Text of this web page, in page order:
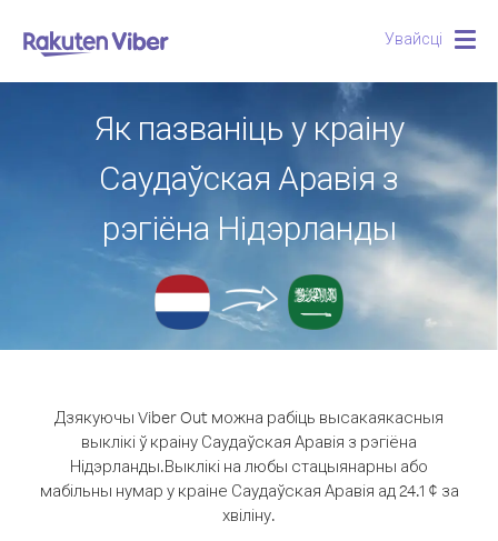
Увайсці
Як пазваніць у краіну
Саудаўская Аравія з
рэгіёна Нідэрланды
Дзякуючы Viber Out можна рабіць высакаякасныя
выклікі ў краіну Саудаўская Аравія з рэгіёна
Нідэрланды.Выклікі на любы стацыянарны або
мабільны нумар у краіне Саудаўская Аравія ад 24.1 ¢ за
хвіліну.